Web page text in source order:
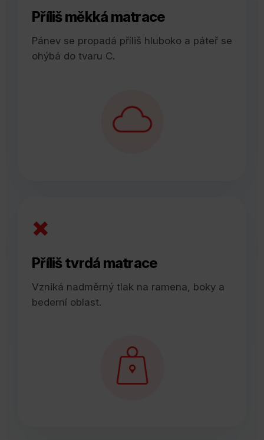
Příliš měkká matrace
Pánev se propadá příliš hluboko a páteř se
ohýbá do tvaru C.
×
Příliš tvrdá matrace
Vzniká nadměrný tlak na ramena, boky a
bederní oblast.